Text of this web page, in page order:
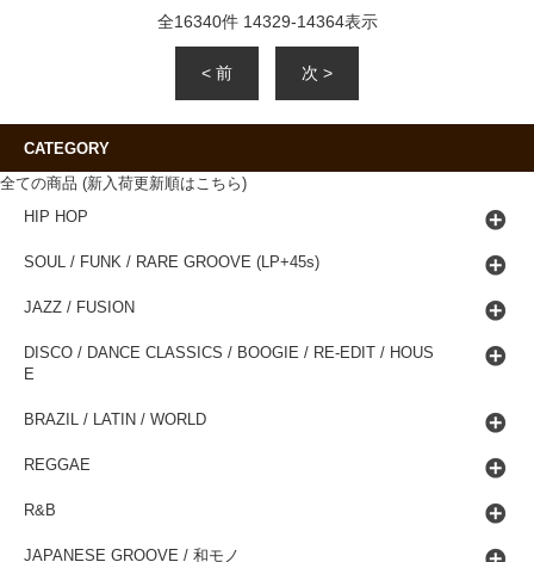
全16340件 14329-14364表示
< 前 次 >
CATEGORY
全ての商品 (新入荷更新順はこちら)
HIP HOP
SOUL / FUNK / RARE GROOVE (LP+45s)
JAZZ / FUSION
DISCO / DANCE CLASSICS / BOOGIE / RE-EDIT / HOUS
E
BRAZIL / LATIN / WORLD
REGGAE
R&B
JAPANESE GROOVE / 和モノ